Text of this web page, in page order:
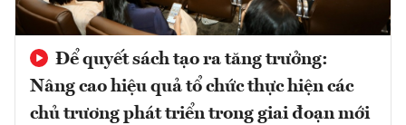
Để quyết sách tạo ra tăng trưởng:
Nâng cao hiệu quả tổ chức thực hiện các
chủ trương phát triển trong giai đoạn mới